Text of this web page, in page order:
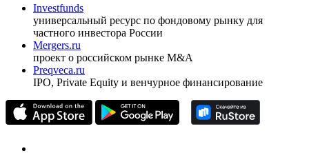
оформить подписку
pro@cbonds.info
Спец проекты
Investfunds
универсальный ресурс по фондовому рынку для
частного инвестора России
проект о российском рынке M&A
Preqveca.ru